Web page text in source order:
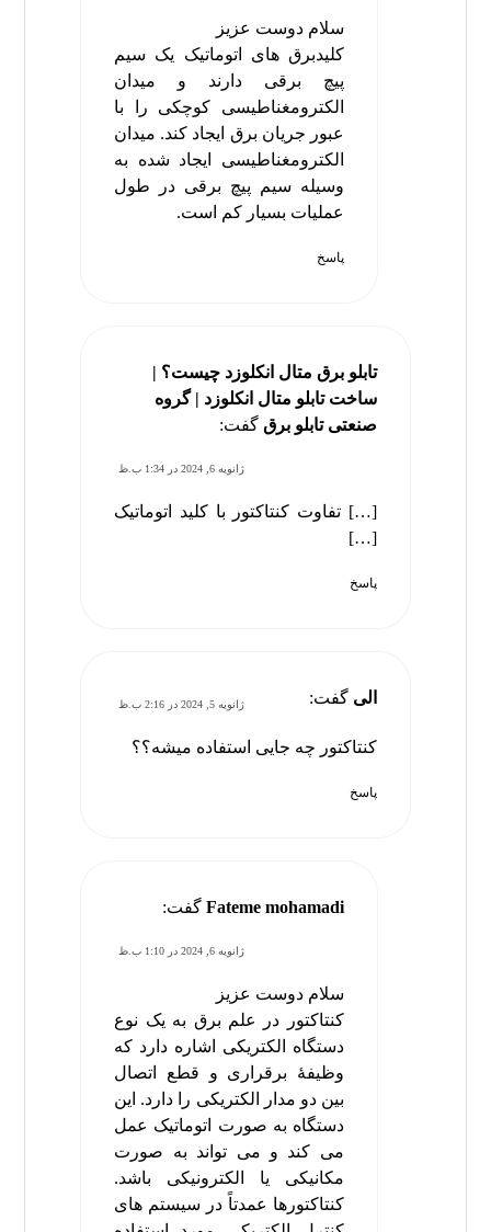
سلام دوست عزیز
کلیدبرق های اتوماتیک یک سیم
پیچ برقی دارند و میدان
الکترومغناطیسی کوچکی را با
عبور جریان برق ایجاد کند. میدان
الکترومغناطیسی ایجاد شده به
وسیله سیم پیچ برقی در طول
عملیات بسیار کم است.
پاسخ
تابلو برق متال انکلوزد چیست؟ |
ساخت تابلو متال انکلوزد | گروه
صنعتی تابلو برق گفت:
ژانویه 6, 2024 در 1:34 ب.ظ
[…] تفاوت کنتاکتور با کلید اتوماتیک
[…]
پاسخ
الی گفت: ژانویه 5, 2024 در 2:16 ب.ظ
کنتاکتور چه جایی استفاده میشه؟؟
پاسخ
Fateme mohamadi گفت:
ژانویه 6, 2024 در 1:10 ب.ظ
سلام دوست عزیز
کنتاکتور در علم برق به یک نوع
دستگاه الکتریکی اشاره دارد که
وظیفهٔ برقراری و قطع اتصال
بین دو مدار الکتریکی را دارد. این
دستگاه به صورت اتوماتیک عمل
می‌ کند و می‌ تواند به صورت
مکانیکی یا الکترونیکی باشد.
کنتاکتورها عمدتاً در سیستم‌ های